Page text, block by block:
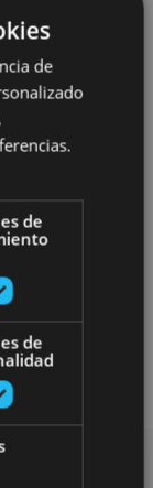
de
de
de